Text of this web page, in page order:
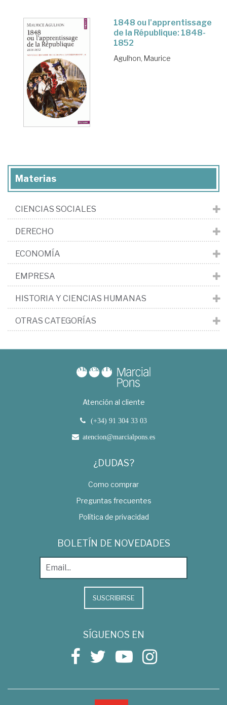
1848 ou l'apprentissage
de la République: 1848-
1852
Agulhon, Maurice
Materias
CIENCIAS SOCIALES
DERECHO
ECONOMÍA
EMPRESA
HISTORIA Y CIENCIAS HUMANAS
OTRAS CATEGORÍAS
Atención al cliente
(+34) 91 304 33 03
atencion@marcialpons.es
¿DUDAS?
Como comprar
Preguntas frecuentes
Política de privacidad
BOLETÍN DE NOVEDADES
SUSCRIBIRSE
SÍGUENOS EN